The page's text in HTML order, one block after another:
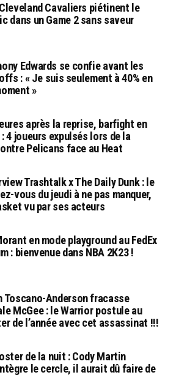
Cavaliers piétinent le
dans un Game 2 sans saveur
Edwards se confie avant les
: « Je suis seulement à 40% en
»
après la reprise, barfight en
: 4 joueurs expulsés lors de la
Pelicans face au Heat
Trashtalk x The Daily Dunk : le
vous du jeudi à ne pas manquer,
vu par ses acteurs
en mode playground au FedEx
: bienvenue dans NBA 2K23 !
Toscano-Anderson fracasse
McGee : le Warrior postule au
de l’année avec cet assassinat !!!
de la nuit : Cody Martin
le cercle, il aurait dû faire de